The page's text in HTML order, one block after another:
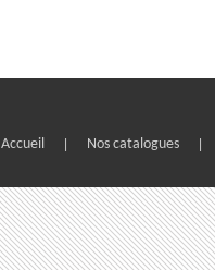
Accueil | Nos catalogues |